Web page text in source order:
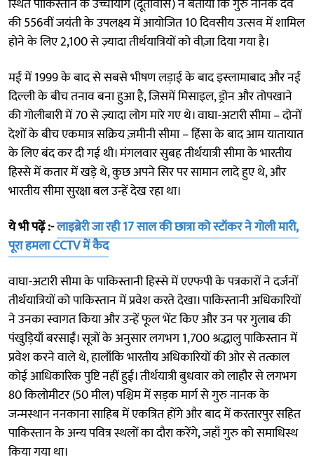
की 556वीं जयंती के उपलक्ष्य में आयोजित 10 दिवसीय उत्सव में शामिल
होने के लिए 2,100 से ज़्यादा तीर्थयात्रियों को वीज़ा दिया गया है।
मई में 1999 के बाद से सबसे भीषण लड़ाई के बाद इस्लामाबाद और नई
दिल्ली के बीच तनाव बना हुआ है, जिसमें मिसाइल, ड्रोन और तोपखाने
की गोलीबारी में 70 से ज़्यादा लोग मारे गए थे। वाघा-अटारी सीमा – दोनों
देशों के बीच एकमात्र सक्रिय ज़मीनी सीमा – हिंसा के बाद आम यातायात
के लिए बंद कर दी गई थी। मंगलवार सुबह तीर्थयात्री सीमा के भारतीय
हिस्से में कतार में खड़े थे, कुछ अपने सिर पर सामान लादे हुए थे, और
भारतीय सीमा सुरक्षा बल उन्हें देख रहा था।
ये भी पढ़ें :-लाइब्रेरी जा रही 17 साल की छात्रा को स्टॉकर ने गोली मारी,
पूरा हमला CCTV में कैद
वाघा-अटारी सीमा के पाकिस्तानी हिस्से में एएफपी के पत्रकारों ने दर्जनों
तीर्थयात्रियों को पाकिस्तान में प्रवेश करते देखा। पाकिस्तानी अधिकारियों
ने उनका स्वागत किया और उन्हें फूल भेंट किए और उन पर गुलाब की
पंखुड़ियाँ बरसाईं। सूत्रों के अनुसार लगभग 1,700 श्रद्धालु पाकिस्तान में
प्रवेश करने वाले थे, हालाँकि भारतीय अधिकारियों की ओर से तत्काल
कोई आधिकारिक पुष्टि नहीं हुई। तीर्थयात्री बुधवार को लाहौर से लगभग
80 किलोमीटर (50 मील) पश्चिम में सड़क मार्ग से गुरु नानक के
जन्मस्थान ननकाना साहिब में एकत्रित होंगे और बाद में करतारपुर सहित
पाकिस्तान के अन्य पवित्र स्थलों का दौरा करेंगे, जहाँ गुरु को समाधिस्थ
किया गया था।